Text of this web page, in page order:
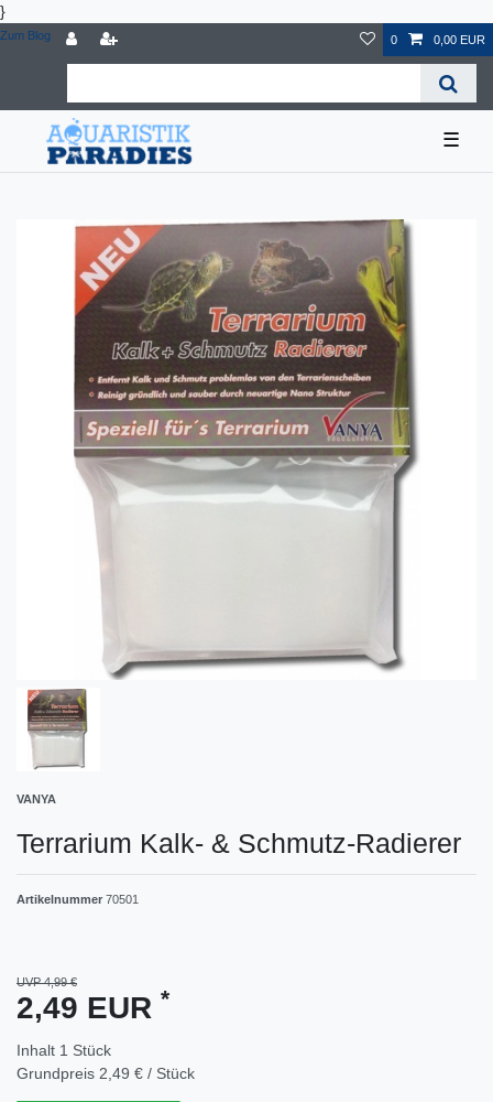
}
Zum Blog 0 0,00 EUR
☰
VANYA
Terrarium Kalk- & Schmutz-Radierer
Artikelnummer 70501
UVP 4,99 €
2,49 EUR *
Inhalt 1 Stück
Grundpreis 2,49 € / Stück